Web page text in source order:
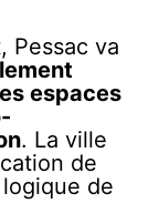
Pessac va
espaces
. La ville
de
de